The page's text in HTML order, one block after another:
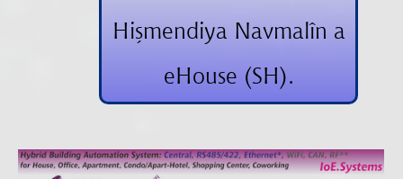
Hişmendiya Navmalîn a
eHouse (SH).